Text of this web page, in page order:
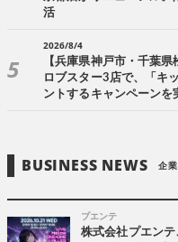
活
2026/8/4
【兵庫県神戸市・千葉
ロブスター3店で、「キ
ントするキャンペーンを
BUSINESS NEWS 企業
プエンテ
株式会社プエンテ